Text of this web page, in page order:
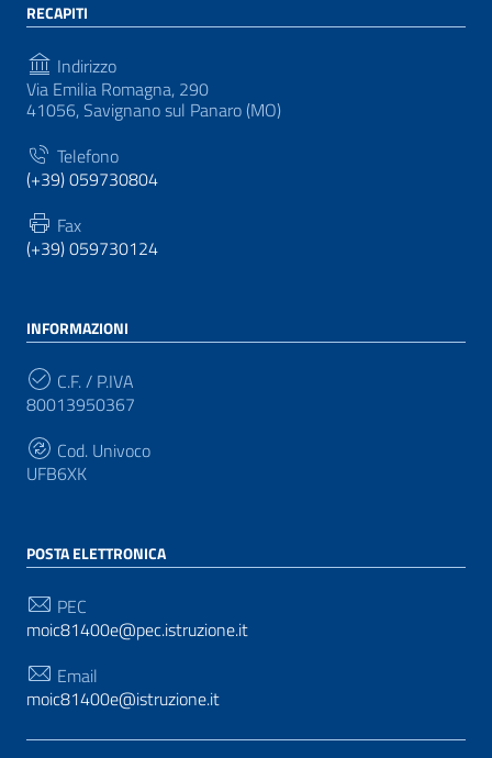
RECAPITI
Indirizzo
Via Emilia Romagna, 290
41056, Savignano sul Panaro (MO)
Telefono
(+39) 059730804
Fax
(+39) 059730124
INFORMAZIONI
C.F. / P.IVA
80013950367
Cod. Univoco
UFB6XK
POSTA ELETTRONICA
PEC
moic81400e@pec.istruzione.it
Email
moic81400e@istruzione.it